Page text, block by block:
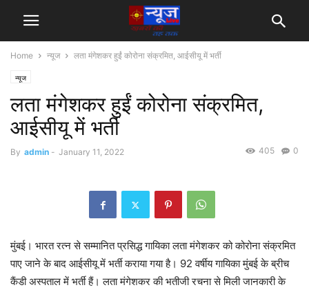
Home न्यूज लता मंगेशकर हुईं कोरोना संक्रमित, आईसीयू में भर्ती
न्यूज
लता मंगेशकर हुईं कोरोना संक्रमित,
आईसीयू में भर्ती
By admin - January 11, 2022 0
405
मुंबई। भारत रत्‍न से सम्‍मानित प्रसिद्ध गायिका लता मंगेशकर को कोरोना संक्रमित
पाए जाने के बाद आईसीयू में भर्ती कराया गया है। 92 वर्षीय गायिका मुंबई के ब्रीच
कैंडी अस्पताल में भर्ती हैं। लता मंगेशकर की भतीजी रचना से मिली जानकारी के